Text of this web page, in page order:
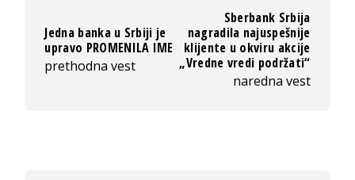
Jedna banka u Srbiji je
upravo PROMENILA IME
prethodna vest
Sberbank Srbija
nagradila najuspešnije
klijente u okviru akcije
„Vredne vredi podržati“
naredna vest